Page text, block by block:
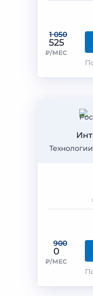
1 050
525
₽/МЕС
900
0
₽/МЕС